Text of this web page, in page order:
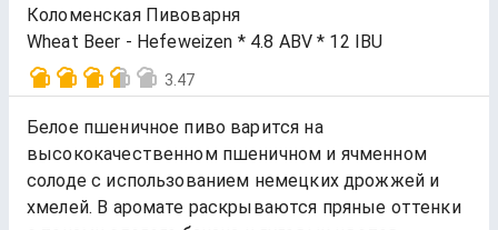
Коломенская Пивоварня
Wheat Beer - Hefeweizen * 4.8 ABV * 12 IBU
3.47
Белое пшеничное пиво варится на
высококачественном пшеничном и ячменном
солоде с использованием немецких дрожжей и
хмелей. В аромате раскрываются пряные оттенки